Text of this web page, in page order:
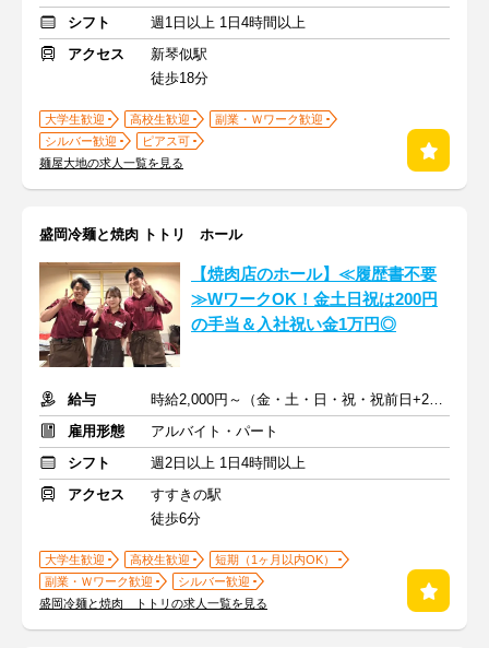
シフト
週1日以上 1日4時間以上
アクセス
新琴似駅
徒歩18分
大学生歓迎 高校生歓迎
副業・Ｗワーク歓迎
シルバー歓迎
ピアス可
麺屋大地の求人一覧を見る
盛岡冷麺と焼肉 トトリ ホール
【焼肉店のホール】≪履歴書不要
≫WワークOK！金土日祝は200円
の手当＆入社祝い金1万円◎
給与
時給2,000円～（金・土・日・祝・祝前日+200円手当)+交通費
雇用形態
アルバイト・パート
シフト
週2日以上 1日4時間以上
アクセス
すすきの駅
徒歩6分
大学生歓迎 高校生歓迎
短期（1ヶ月以内OK）
副業・Ｗワーク歓迎
シルバー歓迎
盛岡冷麺と焼肉 トトリの求人一覧を見る